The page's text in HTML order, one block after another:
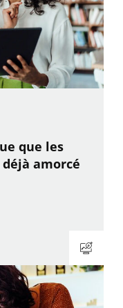
que les
amorcé